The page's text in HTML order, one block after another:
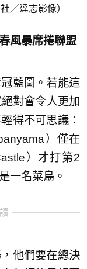
／達志影像）
風暴席捲聯盟
藍圖。若能這
對會令人更加
得不可思議：
）僅在
）才打第2
一名菜鳥。
他們要在總決